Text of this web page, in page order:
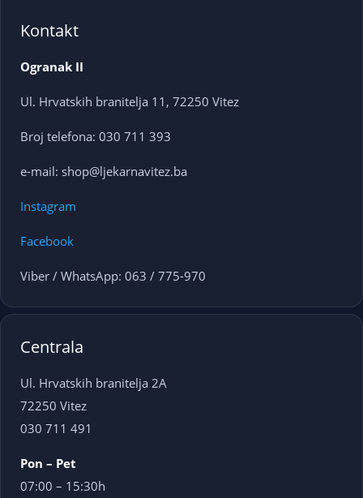
Kontakt
Ogranak II
Ul. Hrvatskih branitelja 11, 72250 Vitez
Broj telefona: 030 711 393
e-mail: shop@ljekarnavitez.ba
Instagram
Facebook
Viber / WhatsApp: 063 / 775-970
Centrala
Ul. Hrvatskih branitelja 2A
72250 Vitez
030 711 491
Pon – Pet
07:00 – 15:30h